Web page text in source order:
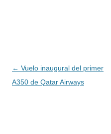
Navegación
de
← Vuelo inaugural del primer
A350 de Qatar Airways